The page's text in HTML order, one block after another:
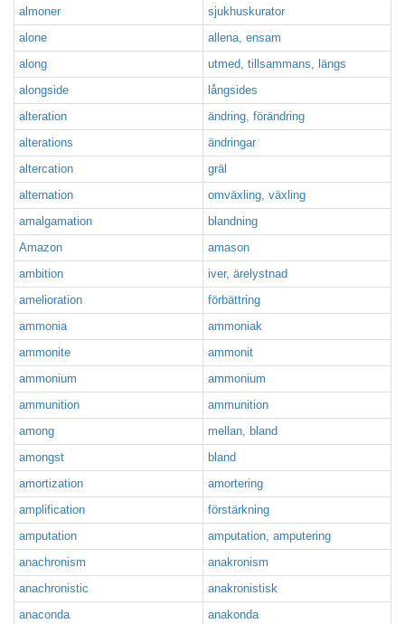
almoner
sjukhuskurator
alone
allena, ensam
along
utmed, tillsammans, längs
alongside
långsides
alteration
ändring, förändring
alterations
ändringar
altercation
gräl
alternation
omväxling, växling
amalgamation
blandning
Amazon
amason
ambition
iver, ärelystnad
amelioration
förbättring
ammonia
ammoniak
ammonite
ammonit
ammonium
ammonium
ammunition
ammunition
among
mellan, bland
amongst
bland
amortization
amortering
amplification
förstärkning
amputation
amputation, amputering
anachronism
anakronism
anachronistic
anakronistisk
anaconda
anakonda